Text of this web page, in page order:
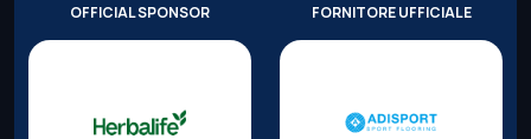
OFFICIAL SPONSOR FORNITORE UFFICIALE